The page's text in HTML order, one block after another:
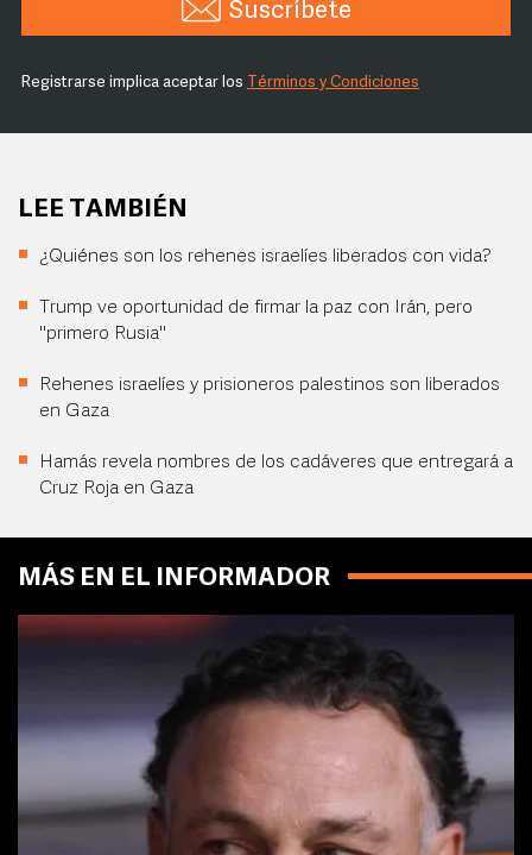
Suscríbete
Registrarse implica aceptar los Términos y Condiciones
LEE TAMBIÉN
¿Quiénes son los rehenes israelíes liberados con vida?
Trump ve oportunidad de firmar la paz con Irán, pero
"primero Rusia"
Rehenes israelíes y prisioneros palestinos son liberados
en Gaza
Hamás revela nombres de los cadáveres que entregará a
Cruz Roja en Gaza
MÁS EN EL INFORMADOR